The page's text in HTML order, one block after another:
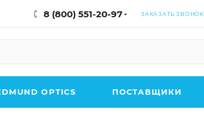
8 (800) 551-20-97 ЗАКАЗАТЬ ЗВОНОК
OPTICS ПОСТАВЩИКИ